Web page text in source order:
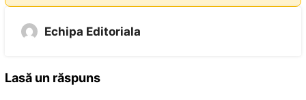
Echipa Editoriala
Lasă un răspuns